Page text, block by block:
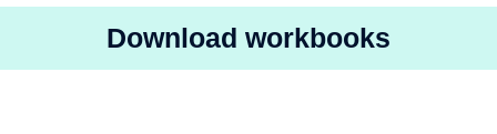
Download workbooks